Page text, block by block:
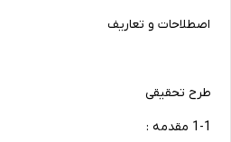
اصطلاحات و تعاریف
طرح تحقیقی
1-1 مقدمه :